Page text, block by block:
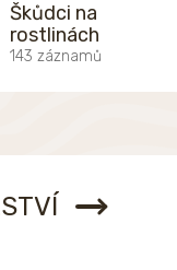
Škůdci na
rostlinách
143 záznamů